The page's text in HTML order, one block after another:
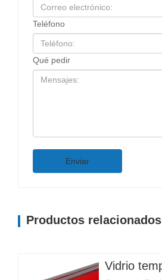
Teléfono
Qué pedir
Enviar
Productos relacionados